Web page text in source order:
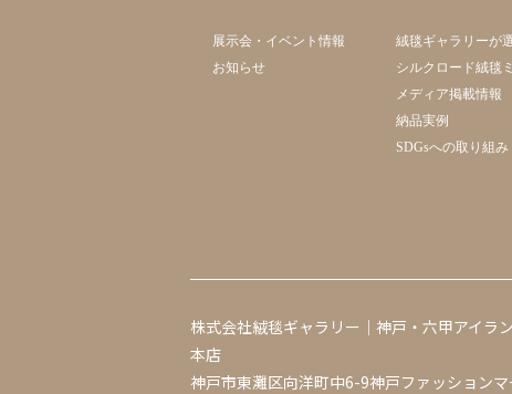
展示会・イベント情報
お知らせ
絨毯ギャラリーが
シルクロード絨毯
メディア掲載情報
納品実例
SDGsへの取り組み
株式会社絨毯ギャラリー｜神戸・六甲アイラ
本店
神戸市東灘区向洋町中6-9神戸ファッション